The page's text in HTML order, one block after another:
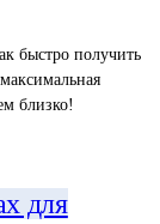
быстро получить
близко!
для